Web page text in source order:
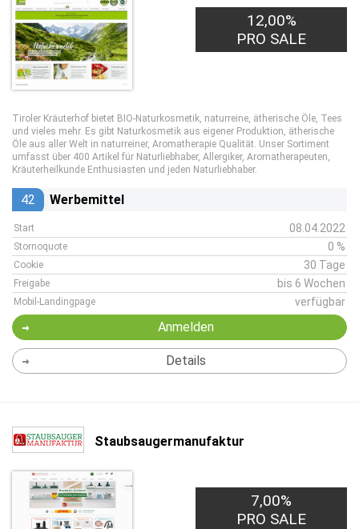
12,00%
PRO SALE
Tiroler Kräuterhof bietet BIO-Naturkosmetik, naturreine, ätherische Öle, Tees
und vieles mehr. Es gibt Naturkosmetik aus eigener Produktion, ätherische
Öle aus aller Welt in naturreiner, Aromatherapie Qualität. Unser Sortiment
umfasst über 400 Artikel für Naturliebhaber, Allergiker, Aromatherapeuten,
Kräuterheilkunde Enthusiasten und jeden Naturliebhaber.
42 Werbemittel
Start 08.04.2022
Stornoquote 0 %
Cookie 30 Tage
Freigabe bis 6 Wochen
Mobil-Landingpage verfügbar
Anmelden
Details
Staubsaugermanufaktur
7,00%
PRO SALE